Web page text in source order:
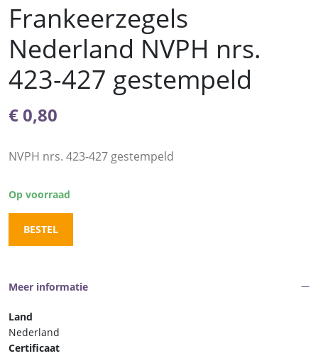
Frankeerzegels
Nederland NVPH nrs.
423-427 gestempeld
€ 0,80
NVPH nrs. 423-427 gestempeld
Op voorraad
BESTEL
Meer informatie
Land
Nederland
Certificaat